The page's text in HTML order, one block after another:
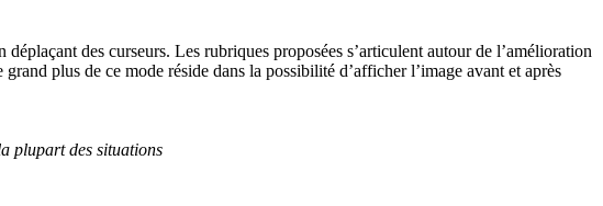
des curseurs. Les rubriques proposées s’articulent autour de l’amélioration
plus de ce mode réside dans la possibilité d’afficher l’image avant et après
plupart des situations